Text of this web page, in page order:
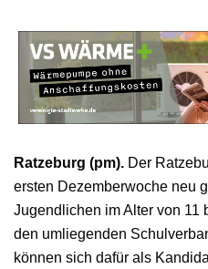
Ratzeburg (pm). Der
ersten Dezemberwoche neu
Jugendlichen im Alter von 11
den umliegenden
können sich dafür als